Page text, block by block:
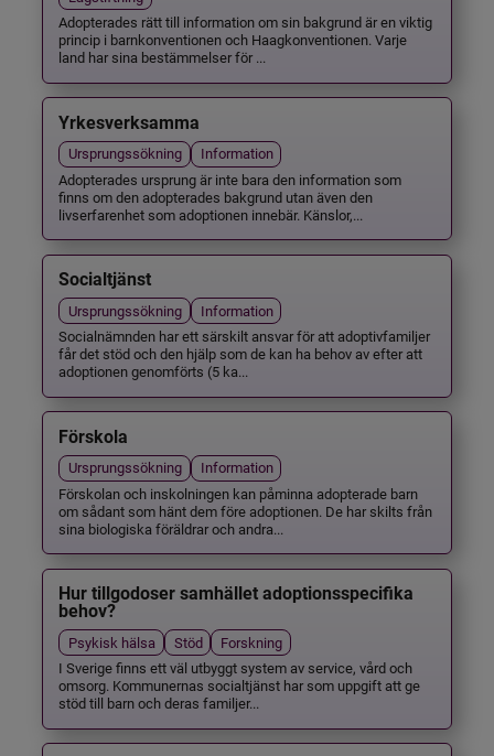
Adopterades rätt till information om sin bakgrund är en viktig
princip i barnkonventionen och Haagkonventionen. Varje
land har sina bestämmelser för ...
Yrkesverksamma
Ursprungssökning
Information
Adopterades ursprung är inte bara den information som
finns om den adopterades bakgrund utan även den
livserfarenhet som adoptionen innebär. Känslor,...
Socialtjänst
Ursprungssökning
Information
Socialnämnden har ett särskilt ansvar för att adoptivfamiljer
får det stöd och den hjälp som de kan ha behov av efter att
adoptionen genomförts (5 ka...
Förskola
Ursprungssökning
Information
Förskolan och inskolningen kan påminna adopterade barn
om sådant som hänt dem före adoptionen. De har skilts från
sina biologiska föräldrar och andra...
Hur tillgodoser samhället adoptionsspecifika
behov?
Psykisk hälsa Stöd
Forskning
I Sverige finns ett väl utbyggt system av service, vård och
omsorg. Kommunernas socialtjänst har som uppgift att ge
stöd till barn och deras familjer...